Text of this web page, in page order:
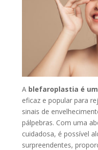
A blefaroplastia é
eficaz e popular para
sinais de
pálpebras. Com uma
cuidadosa, é possível
surpreendentes,